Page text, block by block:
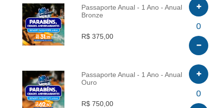
INFO
Passaporte Anual - 1 Ano - Anual
Bronze
R$ 375,00
0
INFO
Passaporte Anual - 1 Ano - Anual
Ouro
R$ 750,00
0